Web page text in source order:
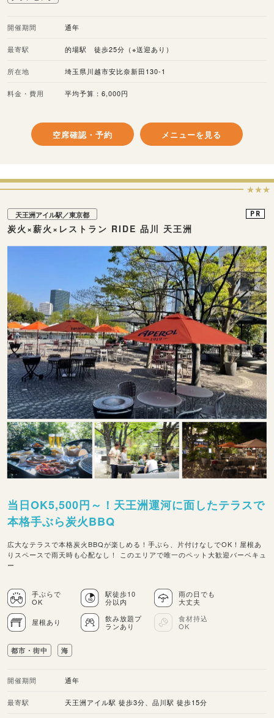
開催期間 通年
最寄駅 的場駅 徒歩25分（※送迎あり）
所在地 埼玉県川越市安比奈新田130-1
料金・費用 平均予算：6,000円
空席確認・予約 メニューを見る
★★★
天王洲アイル駅／東京都
炭火×薪火×レストラン RIDE 品川 天王洲
PR
当日OK5,500円～！天王洲運河に面したテラスで
本格手ぶら炭火BBQ
広大なテラスで本格炭火BBQが楽しめる！手ぶら、片付けなしでOK！屋根あ
りスペースで雨天時も心配なし！ このエリアで唯一のペット大歓迎バーベキュ
ー
手ぶらで
OK
駅徒歩10
分以内
雨の日でも
大丈夫
屋根あり
飲み放題プ
ランあり
食材持込
OK
都市・街中 海
開催期間 通年
最寄駅 天王洲アイル駅 徒歩3分、品川駅 徒歩15分